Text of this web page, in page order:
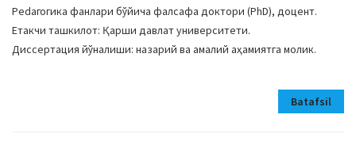
Pedагогика фанлари бўйича фалсафа доктори (PhD), доцент.
Етакчи ташкилот: Қарши давлат университети.
Диссертация йўналиши: назарий ва амалий аҳамиятга молик.
Batafsil